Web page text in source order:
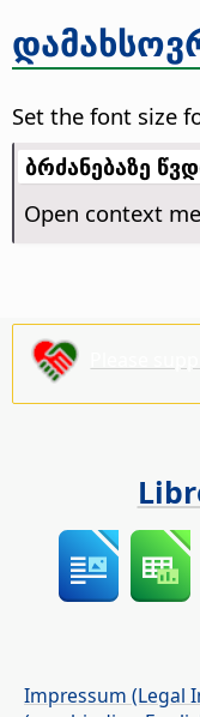
Set the font size
ბრძანებაზე
Open context
Impressum (Legal